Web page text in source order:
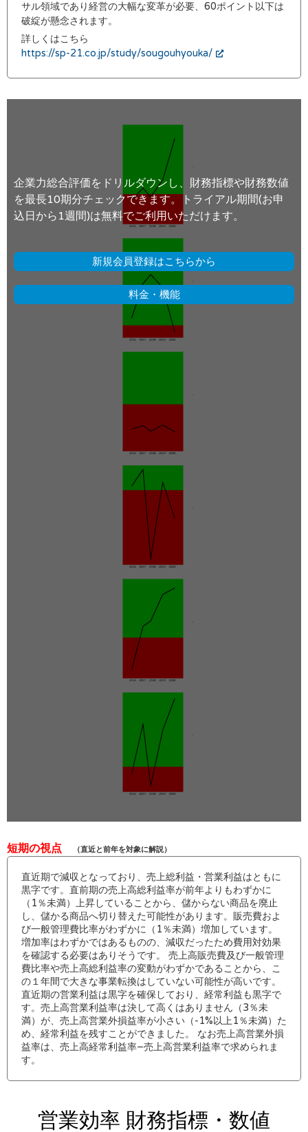
サル領域であり経営の大幅な変革が必要、60ポイント以下は
破綻が懸念されます。
詳しくはこちら
https://sp-21.co.jp/study/sougouhyouka/
企業力総合評価をドリルダウンし、財務指標や財務数値
を最長10期分チェックできます。トライアル期間(お申
込日から1週間)は無料でご利用いただけます。
新規会員登録はこちらから
料金・機能
短期の視点 （直近と前年を対象に解説）
直近期で減収となっており、売上総利益・営業利益はともに
黒字です。直前期の売上高総利益率が前年よりもわずかに
（1％未満）上昇していることから、儲からない商品を廃止
し、儲かる商品へ切り替えた可能性があります。販売費およ
び一般管理費比率がわずかに（1％未満）増加しています。
増加率はわずかではあるものの、減収だったため費用対効果
を確認する必要はありそうです。 売上高販売費及び一般管理
費比率や売上高総利益率の変動がわずかであることから、こ
の１年間で大きな事業転換はしていない可能性が高いです。
直近期の営業利益は黒字を確保しており、経常利益も黒字で
す。売上高営業利益率は決して高くはありません（3％未
満）が、売上高営業外損益率が小さい（-1%以上1％未満）た
め、経常利益を残すことができました。 なお売上高営業外損
益率は、売上高経常利益率−売上高営業利益率で求められま
す。